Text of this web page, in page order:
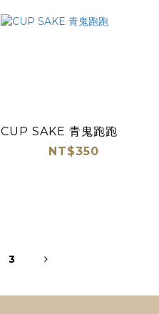
CUP SAKE 青鬼跑跑
NT$350
3